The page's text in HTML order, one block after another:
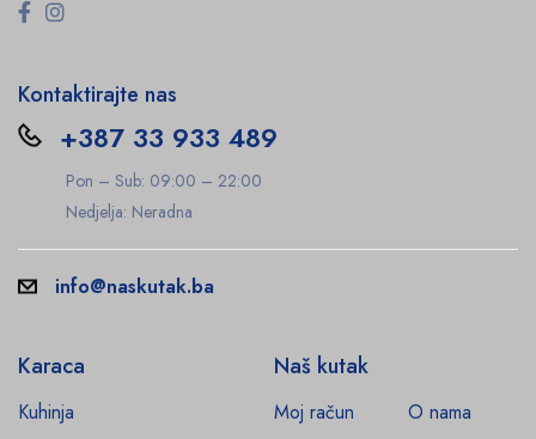
Kontaktirajte nas
+387 33 933 489
Pon – Sub: 09:00 – 22:00
Nedjelja: Neradna
info@naskutak.ba
Karaca
Kuhinja
Naš kutak
Moj račun
O nama